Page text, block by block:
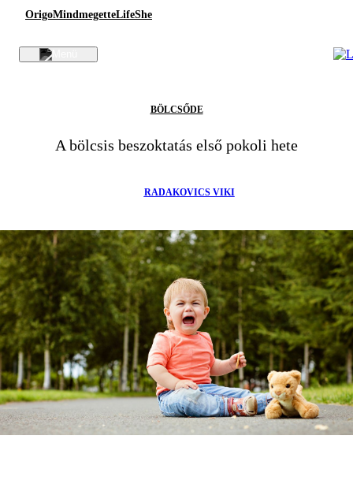
OrigoMindmegetteLifeShe
BÖLCSŐDE
A bölcsis beszoktatás első pokoli hete
RADAKOVICS VIKI